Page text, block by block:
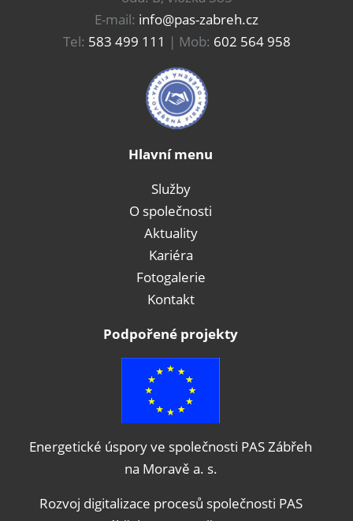
E-mail: info@pas-zabreh.cz
Tel: 583 499 111 | Mob: 602 564 958
Hlavní menu
Služby
O společnosti
Aktuality
Kariéra
Fotogalerie
Kontakt
Podpořené projekty
Energetické úspory ve společnosti PAS Zábřeh
na Moravě a. s.
Rozvoj digitalizace procesů společnosti PAS